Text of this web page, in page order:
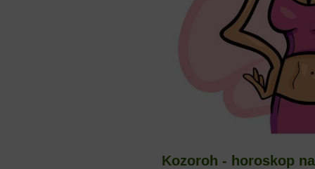
Kozoroh - horoskop